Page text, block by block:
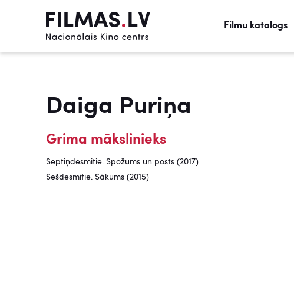
Filmu katalogs
Daiga Puriņa
Grima mākslinieks
Septiņdesmitie. Spožums un posts (2017)
Sešdesmitie. Sākums (2015)